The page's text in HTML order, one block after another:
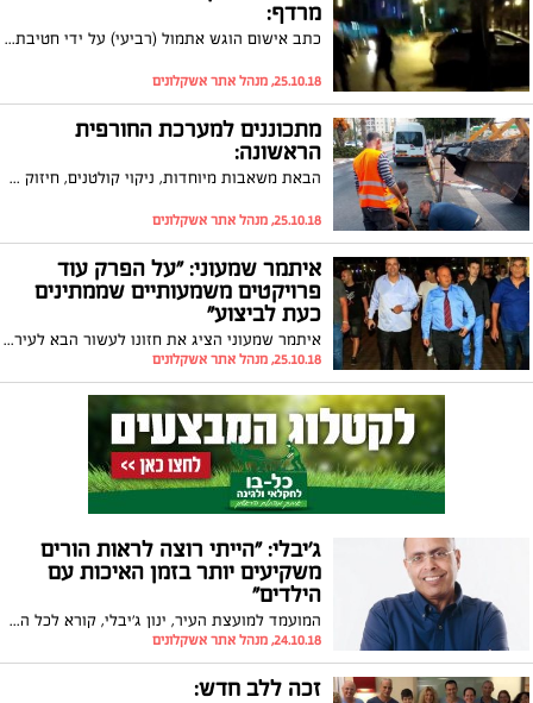
מרדף:
כתב אישום הוגש אתמול (רביעי) על ידי חטיבת התביעות במשטרת ישראל כנגד צעיר תושב הדרום שפצח ב"מסע" עבירות תעבורתיות ופליליות לפני כשבועיים עד שנעצר על ידי שוטרים הודות לאזרח שסייע. צפו בתיעוד המרדף שהגיע ל"אשקלונים"
25.10.18, מנהל אתר אשקלונים
מתכוננים למערכת החורפית
הראשונה:
הבאת משאבות מיוחדות, ניקוי קולטנים, חיזוק עמודי שילוט ותאורה וגיזום עצים מועדים הם רק חלק מפעולות העירייה לשמירה על חורף בטוח בעיר
25.10.18, מנהל אתר אשקלונים
איתמר שמעוני: "על הפרק עוד
פרויקטים משמעותיים שממתינים
כעת לביצוע״
איתמר שמעוני הציג את חזונו לעשור הבא לעיר אשקלון ואמר כי: ״תנופת הפיתוח המשמעותית שביצענו ברצועת החוף של אשקלון הפכה את העיר למוקד משיכה אזורי ולמקור גאווה לתושבים. אנחנו רק בתחילת הדרך בכל הנוגע לפיתוח רצועת החוף. על הפרק עוד פרויקטים משמעותיים שממתינים כעת לביצוע״
25.10.18, מנהל אתר אשקלונים
ג'יבלי: "הייתי רוצה לראות הורים
משקיעים יותר בזמן האיכות עם
הילדים"
המועמד למועצת העיר, ינון ג'יבלי, קורא לכל ההורים באשקלון להתאגד ולבחור לעצמם נציגות במועצת העיר
24.10.18, מנהל אתר אשקלונים
זכה ללב חדש: